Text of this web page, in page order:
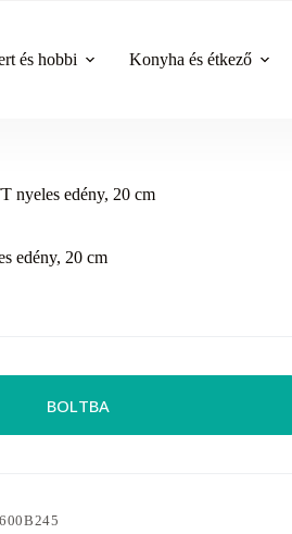
és hobbi Konyha és étkező
nyeles edény, 20 cm
edény, 20 cm
BOLTBA